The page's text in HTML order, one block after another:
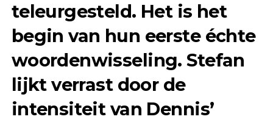
teleurgesteld. Het is het
begin van hun eerste échte
woordenwisseling. Stefan
lijkt verrast door de
intensiteit van Dennis’